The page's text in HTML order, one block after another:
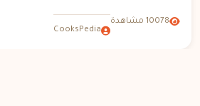
10078 مشاهدة
CooksPedia